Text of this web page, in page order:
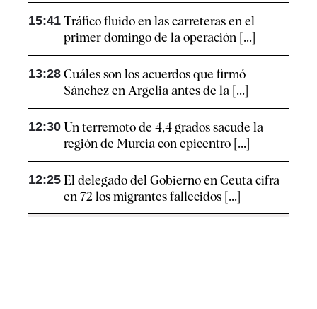
15:41 Tráfico fluido en las carreteras en el
primer domingo de la operación [...]
13:28 Cuáles son los acuerdos que firmó
Sánchez en Argelia antes de la [...]
12:30 Un terremoto de 4,4 grados sacude la
región de Murcia con epicentro [...]
12:25 El delegado del Gobierno en Ceuta cifra
en 72 los migrantes fallecidos [...]